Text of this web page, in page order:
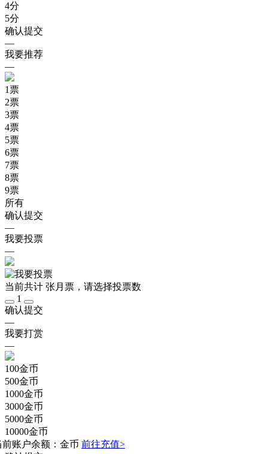
4分
5分
确认提交
—
我要推荐
—
1票
2票
3票
4票
5票
6票
7票
8票
9票
所有
确认提交
—
我要投票
—
当前共计 张月票，请选择投票数
1
确认提交
—
我要打赏
—
100金币
500金币
1000金币
3000金币
5000金币
10000金币
前账户余额： 金币 前往充值>